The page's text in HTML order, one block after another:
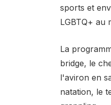
sports et
LGBTQ+ au
La
bridge, le
l'aviron en
natation, le